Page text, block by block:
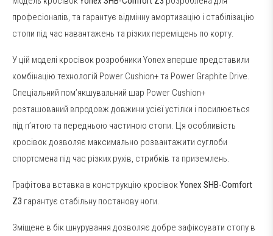
професіоналів, та гарантує відмінну амортизацію і стабілізацію
стопи під час навантажень та різких переміщень по корту.
У цій моделі кросівок розробники Yonex вперше представили
комбінацію технологій Power Cushion+ та Power Graphite Drive.
Спеціальний пом’якшувальний шар Power Cushion+
розташований впродовж довжини усієї устілки і посилюється
під п’ятою та передньою частиною стопи. Ця особливість
кросівок дозволяє максимально розвантажити суглоби
спортсмена під час різких рухів, стрибків та приземлень.
Графітова вставка в конструкцію кросівокYonex SHB-Comfort
Z3 гарантує стабільну постанову ноги.
Зміщене в бік шнурування дозволяє добре зафіксувати стопу в